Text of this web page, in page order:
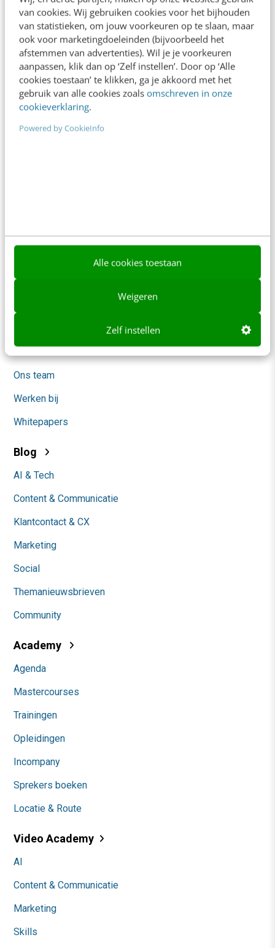
van cookies. Wij gebruiken cookies voor het bijhouden
van statistieken, om jouw voorkeuren op te slaan, maar
ook voor marketingdoeleinden (bijvoorbeeld het
afstemmen van advertenties). Wil je je voorkeuren
aanpassen, klik dan op ‘Zelf instellen’. Door op ‘Alle
cookies toestaan’ te klikken, ga je akkoord met het
gebruik van alle cookies zoals omschreven in onze
cookieverklaring.
Powered by CookieInfo
Alle cookies toestaan
Weigeren
Zelf instellen
direct.
Meer weten
Contact Redactie
Adverteren
Ons team
Werken bij
Whitepapers
Blog
AI & Tech
Content & Communicatie
Klantcontact & CX
Marketing
Social
Themanieuwsbrieven
Community
Academy
Agenda
Mastercourses
Trainingen
Opleidingen
Incompany
Sprekers boeken
Locatie & Route
Video Academy
AI
Content & Communicatie
Marketing
Skills